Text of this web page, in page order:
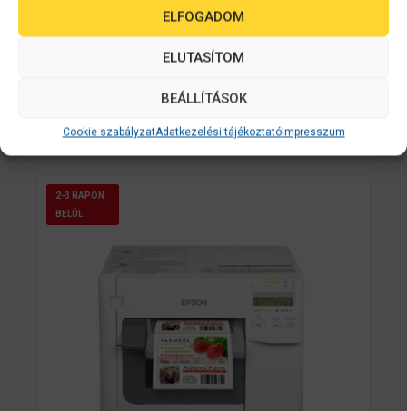
ELFOGADOM
ELUTASÍTOM
BEÁLLÍTÁSOK
Cookie szabályzatAdatkezelési tájékoztatóImpresszum
Címkenyomtató Kellékanyagok
Címkenyomtató Papírok
Népszerű készülékek
2-3 NAPON
BELÜL